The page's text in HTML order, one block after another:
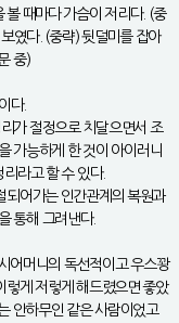
볼 때마다 가슴이 저리다. (중
였다. (중략) 뒷덜미를 잡아
중)
다.
가 절정으로 치달으면서 조
가능하게 한 것이 아이러니
리라고 할 수 있다.
되어가는 인간관계의 복원과
통해 그려낸다.
어머니의 독선적이고 우스꽝
렇게 저렇게 해드렸으면 좋았
안하무인 같은 사람이었고